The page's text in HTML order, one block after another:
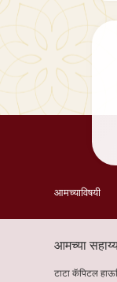
आमच्याविषयी
आमच्या
टाटा कॅपिटल